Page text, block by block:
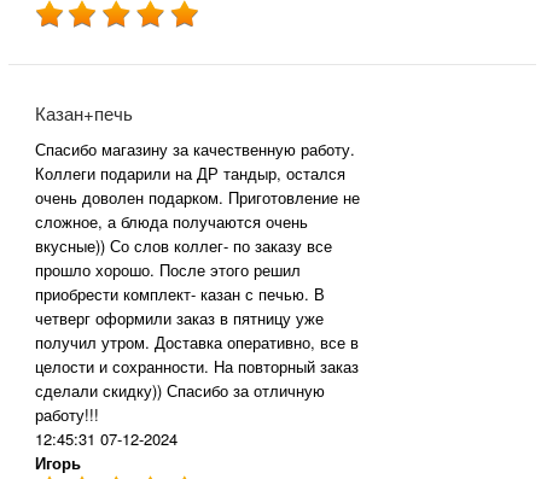
Казан+печь
Спасибо магазину за качественную работу.
Коллеги подарили на ДР тандыр, остался
очень доволен подарком. Приготовление не
сложное, а блюда получаются очень
вкусные)) Со слов коллег- по заказу все
прошло хорошо. После этого решил
приобрести комплект- казан с печью. В
четверг оформили заказ в пятницу уже
получил утром. Доставка оперативно, все в
целости и сохранности. На повторный заказ
сделали скидку)) Спасибо за отличную
работу!!!
12:45:31 07-12-2024
Игорь